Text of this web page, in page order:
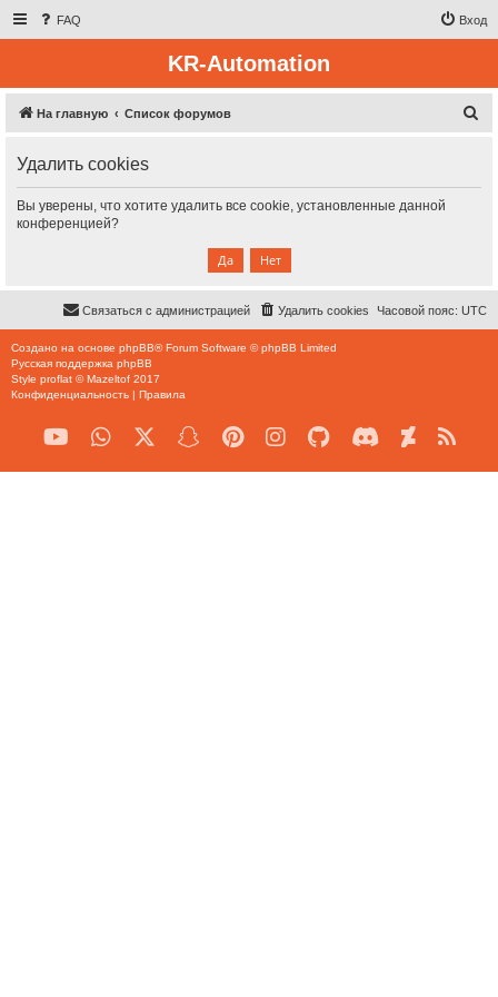
FAQ Вход
KR-Automation
На главную Список форумов
с
Удалить cookies
Вы уверены, что хотите удалить все cookie, установленные данной
конференцией?
Часовой пояс: UTC
Удалить cookies
Связаться с администрацией
Создано на основе phpBB® Forum Software © phpBB Limited
Русская поддержка phpBB
Style proflat ©Mazeltof 2017
Конфиденциальность | Правила